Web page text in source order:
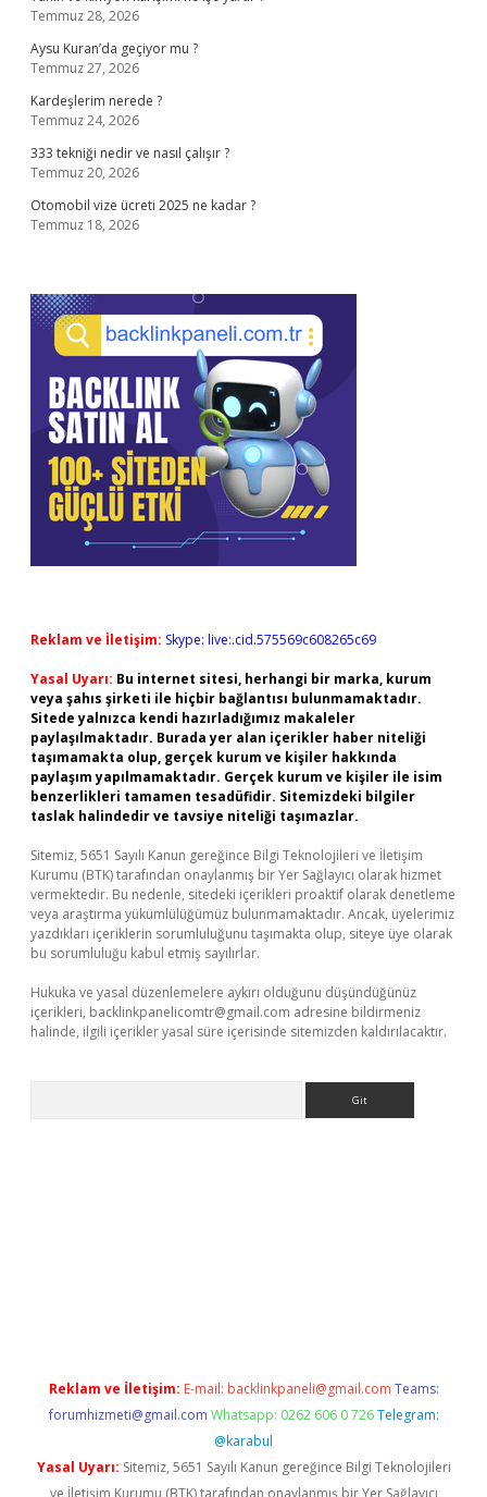
Temmuz 28, 2026
Aysu Kuran’da geçiyor mu ?
Temmuz 27, 2026
Kardeşlerim nerede ?
Temmuz 24, 2026
333 tekniği nedir ve nasıl çalışır ?
Temmuz 20, 2026
Otomobil vize ücreti 2025 ne kadar ?
Temmuz 18, 2026
Reklam ve İletişim: Skype: live:.cid.575569c608265c69
Yasal Uyarı: Bu internet sitesi, herhangi bir marka, kurum
veya şahıs şirketi ile hiçbir bağlantısı bulunmamaktadır.
Sitede yalnızca kendi hazırladığımız makaleler
paylaşılmaktadır. Burada yer alan içerikler haber niteliği
taşımamakta olup, gerçek kurum ve kişiler hakkında
paylaşım yapılmamaktadır. Gerçek kurum ve kişiler ile isim
benzerlikleri tamamen tesadüfidir. Sitemizdeki bilgiler
taslak halindedir ve tavsiye niteliği taşımazlar.
Sitemiz, 5651 Sayılı Kanun gereğince Bilgi Teknolojileri ve İletişim
Kurumu (BTK) tarafından onaylanmış bir Yer Sağlayıcı olarak hizmet
vermektedir. Bu nedenle, sitedeki içerikleri proaktif olarak denetleme
veya araştırma yükümlülüğümüz bulunmamaktadır. Ancak, üyelerimiz
yazdıkları içeriklerin sorumluluğunu taşımakta olup, siteye üye olarak
bu sorumluluğu kabul etmiş sayılırlar.
Hukuka ve yasal düzenlemelere aykırı olduğunu düşündüğünüz
içerikleri, backlinkpanelicomtr@gmail.com adresine bildirmeniz
halinde, ilgili içerikler yasal süre içerisinde sitemizden kaldırılacaktır.
Reklam ve İletişim: E-mail: backlinkpaneli@gmail.com Teams:
forumhizmeti@gmail.com Whatsapp: 0262 606 0 726 Telegram:
@karabul
Yasal Uyarı: Sitemiz, 5651 Sayılı Kanun gereğince Bilgi Teknolojileri
ve İletişim Kurumu (BTK) tarafından onaylanmış bir Yer Sağlayıcı